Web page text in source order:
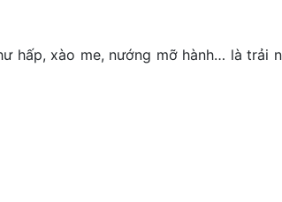
hấp, xào me, nướng mỡ hành… là trải